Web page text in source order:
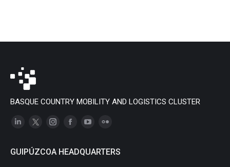
BASQUE COUNTRY MOBILITY AND LOGISTICS CLUSTER
Linkedin
opens
X
opens
Instagram
opensopensopensopens
GUIPÚZCOA HEADQUARTERS